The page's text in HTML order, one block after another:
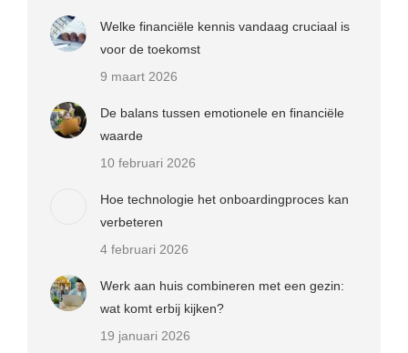
Welke financiële kennis vandaag cruciaal is
voor de toekomst
9 maart 2026
De balans tussen emotionele en financiële
waarde
10 februari 2026
Hoe technologie het onboardingproces kan
verbeteren
4 februari 2026
Werk aan huis combineren met een gezin:
wat komt erbij kijken?
19 januari 2026